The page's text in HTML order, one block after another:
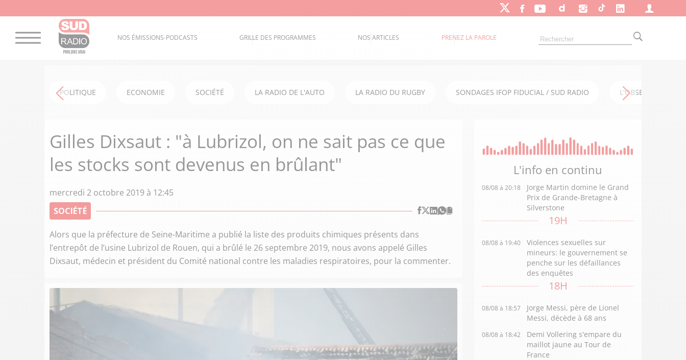
NOS ÉMISSIONS-PODCASTS GRILLE DES PROGRAMMES NOS ARTICLES PRENEZ LA PAROLE
POLITIQUE ECONOMIE SOCIÉTÉ LA RADIO DE L'AUTO LA RADIO DU RUGBY SONDAGES IFOP FIDUCIAL / SUD RADIO L'OBSERVATOIRE
Gilles Dixsaut : "à Lubrizol, on ne sait pas ce que
les stocks sont devenus en brûlant"
mercredi 2 octobre 2019 à 12:45
SOCIÉTÉ
Alors que la préfecture de Seine-Maritime a publié la liste des produits chimiques présents dans
l’entrepôt de l’usine Lubrizol de Rouen, qui a brûlé le 26 septembre 2019, nous avons appelé Gilles
Dixsaut, médecin et président du Comité national contre les maladies respiratoires, pour la commenter.
L'info en continu
08/08 à 20:18
Jorge Martin domine le Grand
Prix de Grande-Bretagne à
Silverstone
19H
08/08 à 19:40
Violences sexuelles sur
mineurs: le gouvernement se
penche sur les défaillances
des enquêtes
18H
08/08 à 18:57
Jorge Messi, père de Lionel
Messi, décède à 68 ans
08/08 à 18:42
Demi Vollering s'empare du
maillot jaune au Tour de
France